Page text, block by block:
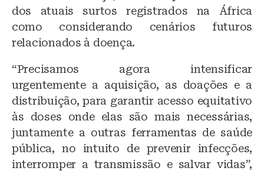
dos atuais surtos registrados na África
como considerando cenários futuros
relacionados à doença.
“Precisamos agora intensificar
urgentemente a aquisição, as doações e a
distribuição, para garantir acesso equitativo
às doses onde elas são mais necessárias,
juntamente a outras ferramentas de saúde
pública, no intuito de prevenir infecções,
interromper a transmissão e salvar vidas”,